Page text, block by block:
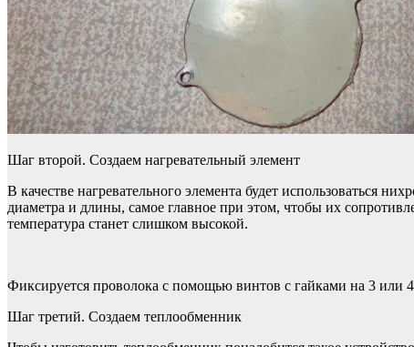
Шаг второй. Создаем нагревательный элемент
В качестве нагревательного элемента будет использоваться
диаметра и длины, самое главное при этом, чтобы их
температура станет слишком высокой.
Фиксируется проволока с помощью винтов с гайками на 3 или
Шаг третий. Создаем теплообменник